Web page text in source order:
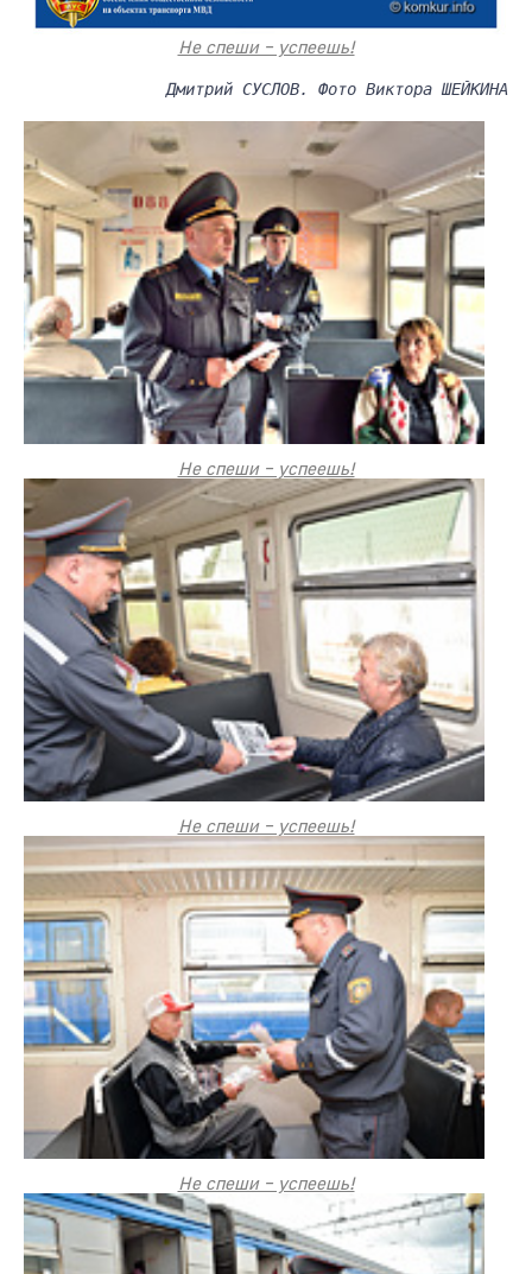
Не спеши – успеешь!
Дмитрий СУСЛОВ. Фото Виктора ШЕЙКИНА
Не спеши – успеешь!
Не спеши – успеешь!
Не спеши – успеешь!